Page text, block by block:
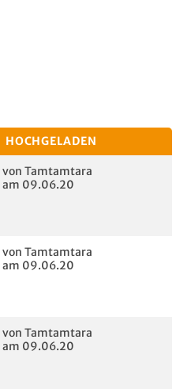
HOCHGELADEN
von Tamtamtara
am 09.06.20
von Tamtamtara
am 09.06.20
von Tamtamtara
am 09.06.20